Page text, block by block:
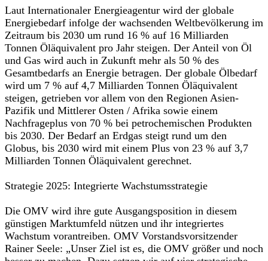
Laut Internationaler Energieagentur wird der globale
Energiebedarf infolge der wachsenden Weltbevölkerung im
Zeitraum bis 2030 um rund 16 % auf 16 Milliarden
Tonnen Öläquivalent pro Jahr steigen. Der Anteil von Öl
und Gas wird auch in Zukunft mehr als 50 % des
Gesamtbedarfs an Energie betragen. Der globale Ölbedarf
wird um 7 % auf 4,7 Milliarden Tonnen Öläquivalent
steigen, getrieben vor allem von den Regionen Asien-
Pazifik und Mittlerer Osten / Afrika sowie einem
Nachfrageplus von 70 % bei petrochemischen Produkten
bis 2030. Der Bedarf an Erdgas steigt rund um den
Globus, bis 2030 wird mit einem Plus von 23 % auf 3,7
Milliarden Tonnen Öläquivalent gerechnet.
Strategie 2025: Integrierte Wachstumsstrategie
Die OMV wird ihre gute Ausgangsposition in diesem
günstigen Marktumfeld nützen und ihr integriertes
Wachstum vorantreiben. OMV Vorstandsvorsitzender
Rainer Seele: „Unser Ziel ist es, die OMV größer und noch